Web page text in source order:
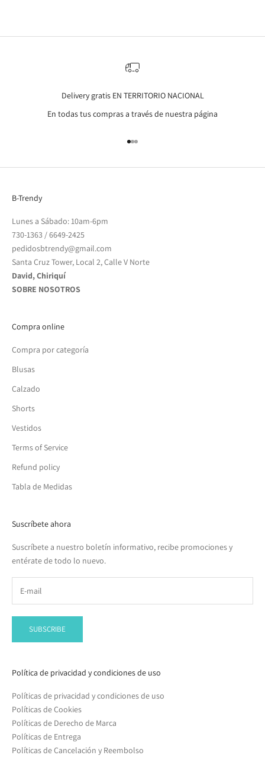
Delivery gratis EN TERRITORIO NACIONAL
En todas tus compras a través de nuestra página
Go to item 1
Go to item 2
Go to item 3
B-Trendy
Lunes a Sábado: 10am-6pm
730-1363 /6649-2425
pedidosbtrendy@gmail.com
Santa Cruz Tower, Local 2, Calle V Norte
David, Chiriquí
SOBRE NOSOTROS
Compra online
Compra por categoría
Blusas
Calzado
Shorts
Vestidos
Terms of Service
Refund policy
Tabla de Medidas
Suscríbete ahora
Suscríbete a nuestro boletín informativo, recibe promociones y
entérate de todo lo nuevo.
SUBSCRIBE
Política de privacidad y condiciones de uso
Políticas de privacidad y condiciones de uso
Políticas de Cookies
Políticas de Derecho de Marca
Políticas de Entrega
Políticas de Cancelación y Reembolso